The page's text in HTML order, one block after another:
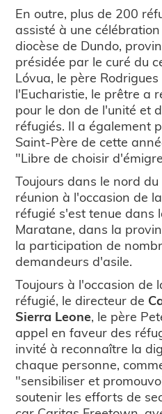
En outre, plus de 200
assisté à une
diocèse de Dundo,
présidée par le curé du
Lóvua, le père
l'Eucharistie, le prêtre a
pour le don de l'unité et
réfugiés. Il a également
Saint-Père de cette
"Libre de choisir
Toujours dans le nord du
réunion à l'occasion de
réfugié s'est tenue dans
Maratane, dans la
la participation de
demandeurs d'asile.
Toujours à l'occasion de
réfugié, le directeur de
Sierra Leone, le père
appel en faveur des
invité à reconnaître la
chaque personne,
"sensibiliser et
soutenir les efforts de